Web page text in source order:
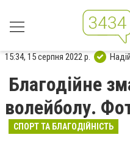
15:34, 15 серпня 2022 р.
Благодійне
волейболу.
СПОРТ ТА БЛАГОДІЙНІСТЬ